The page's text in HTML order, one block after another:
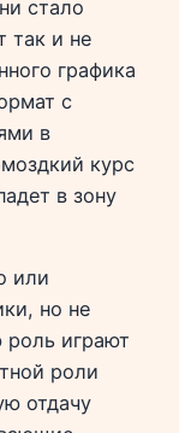
стало
так и не
графика
с
в
курс
в зону
или
но не
роль играют
роли
отдачу